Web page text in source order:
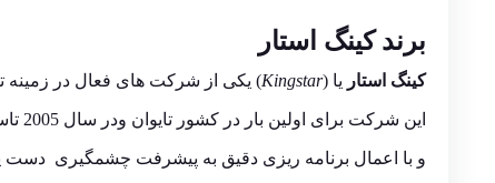
برند کینگ استار
کینگ استار یا (Kingstar) یکی از شرکت های فعال در زمینه
این شرکت برای اولین بار در کشور تایوان ودر سال 2005 تاسیس شد
و با اعمال برنامه ریزی دقیق به پیشرفت چشمگیری دست